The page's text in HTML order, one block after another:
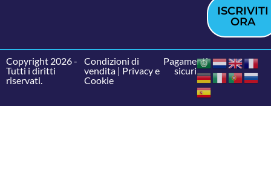
ISCRIVITI
ORA
Copyright 2026 -
Tutti i diritti
riservati.
Condizioni di
vendita| Privacy e
Cookie
Pagamenti
sicuri